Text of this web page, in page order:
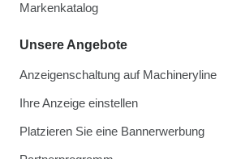
Markenkatalog
Unsere Angebote
Anzeigenschaltung auf Machineryline
Ihre Anzeige einstellen
Platzieren Sie eine Bannerwerbung